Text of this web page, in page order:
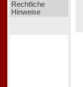
Rechtliche
Hinweise